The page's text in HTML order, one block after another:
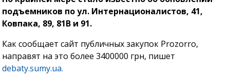
подъемников по ул. Интернационалистов, 41,
Ковпака, 89, 81В и 91.
Как сообщает сайт публичных закупок Prozorro,
направят на это более 3400000 грн, пишет
debaty.sumy.ua.